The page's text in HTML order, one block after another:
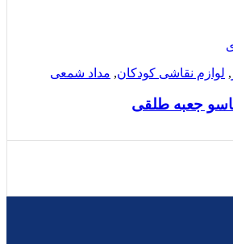
, لوازم نقاشی کودکان, مداد شمعی